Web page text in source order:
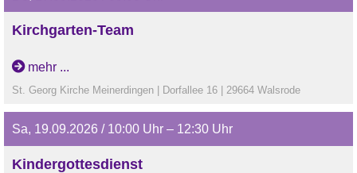
Kirchgarten-Team
mehr ...
St. Georg Kirche Meinerdingen | Dorfallee 16 | 29664 Walsrode
Sa, 19.09.2026 / 10:00 Uhr – 12:30 Uhr
Kindergottesdienst